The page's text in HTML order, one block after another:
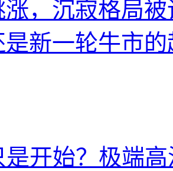
涨，沉寂格局
是新一轮牛市
开始？极端